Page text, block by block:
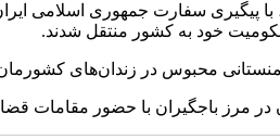
خود به کشور منتقل شدند.
محبوس در زندان‌های
در مرز باجگیران با حضور مقامات